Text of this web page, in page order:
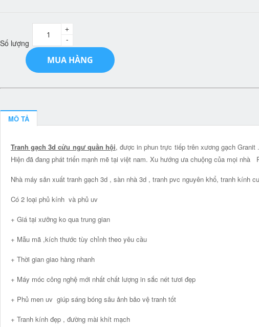
Số lượng -
+
MUA HÀNG
MÔ TẢ
Tranh gạch 3d cửu ngư quần hội, được in phun trực tiếp trên xương gạch
Hiện đã đang phát triển mạnh mẽ tại việt nam. Xu hướng ưa chuộng của mọi nhà
Nhà máy sản xuất tranh gạch 3d , sàn nhà 3d , tranh pvc nguyên khổ, tranh kính
Có 2 loại phủ kính và phủ uv
+ Giá tại xưởng ko qua trung gian
+ Mẫu mã ,kích thước tùy chỉnh theo yêu cầu
+ Thời gian giao hàng nhanh
+ Máy móc công nghệ mới nhất chất lượng in sắc nét tươi đẹp
+ Phủ men uv giúp sáng bóng sâu ảnh bảo vệ tranh tốt
+ Tranh kính đẹp , đường mài khít mạch